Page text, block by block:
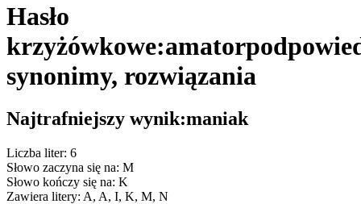
Hasło
krzyżówkowe:amator
synonimy, rozwiązania
Najtrafniejszy wynik:maniak
Liczba liter: 6
Słowo zaczyna się na: M
Słowo kończy się na: K
Zawiera litery: A, A, I, K, M, N